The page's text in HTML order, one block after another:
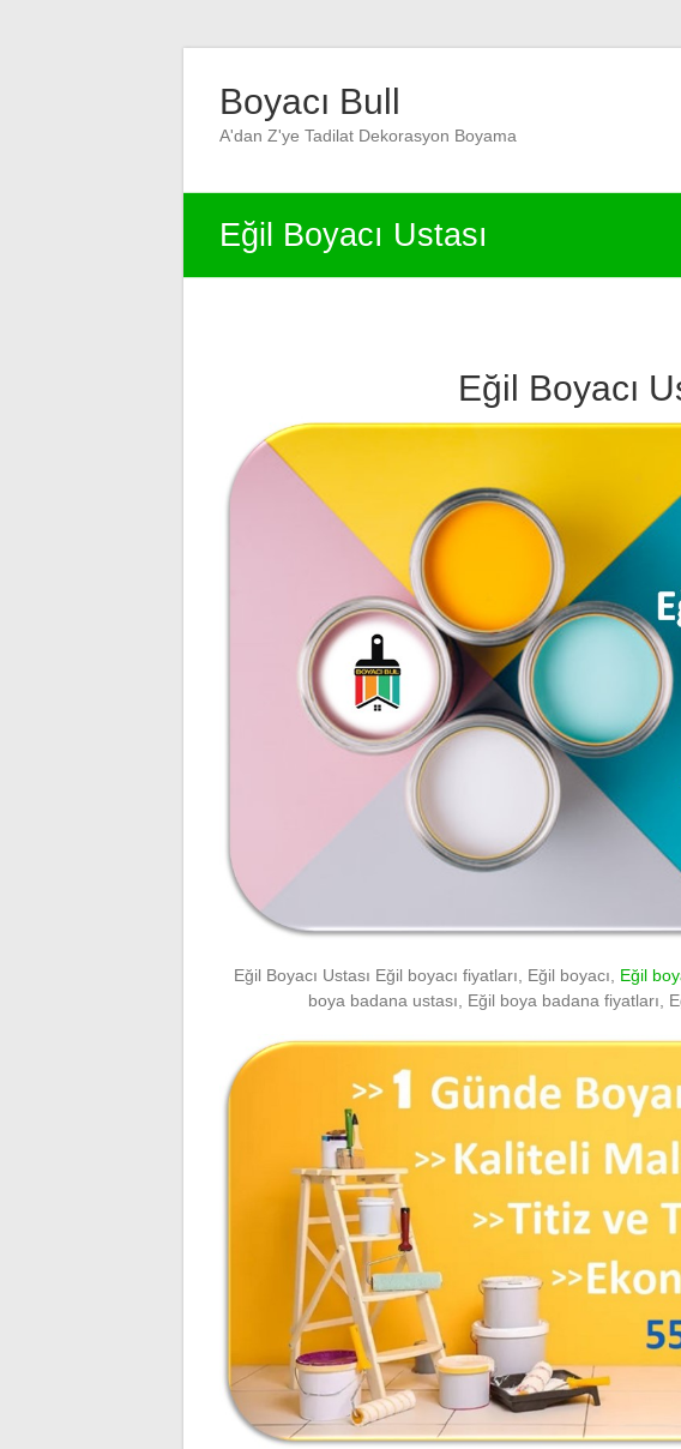
contentBoyacı Bull
A'dan Z'ye Tadilat Dekorasyon Boyama
Eğil Boyacı Ustası
Eğil Boyacı
Eğil Boyacı Ustası Eğil boyacı fiyatları, Eğil boyacı, Eğil
boya badana ustası, Eğil boya badana fiyatları,